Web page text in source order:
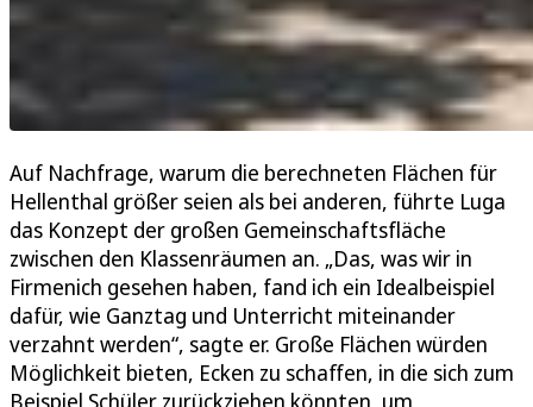
Auf Nachfrage, warum die berechneten Flächen für
Hellenthal größer seien als bei anderen, führte Luga
das Konzept der großen Gemeinschaftsfläche
zwischen den Klassenräumen an. „Das, was wir in
Firmenich gesehen haben, fand ich ein Idealbeispiel
dafür, wie Ganztag und Unterricht miteinander
verzahnt werden“, sagte er. Große Flächen würden
Möglichkeit bieten, Ecken zu schaffen, in die sich zum
Beispiel Schüler zurückziehen könnten, um